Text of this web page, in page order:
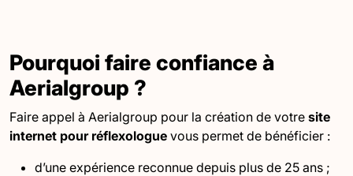
Pourquoi faire confiance à
Aerialgroup ?
Faire appel à Aerialgroup pour la création de votre site
internet pour réflexologue vous permet de bénéficier :
d’une expérience reconnue depuis plus de 25 ans ;